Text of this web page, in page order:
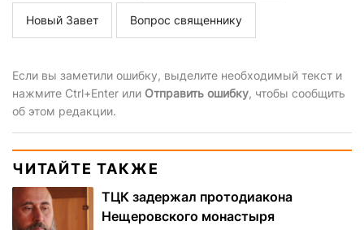
Новый Завет Вопрос священнику
Если вы заметили ошибку, выделите необходимый текст и
нажмите Ctrl+Enter или Отправить ошибку, чтобы сообщить
об этом редакции.
ЧИТАЙТЕ ТАКЖЕ
ТЦК задержал протодиакона
Нещеровского монастыря